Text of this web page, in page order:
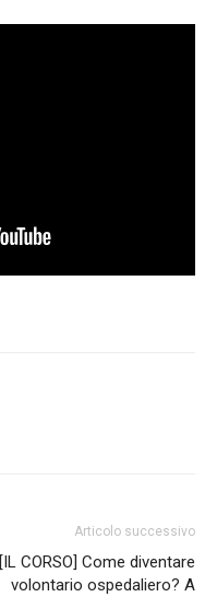
Articolo successivo
[IL CORSO] Come diventare
volontario ospedaliero? A